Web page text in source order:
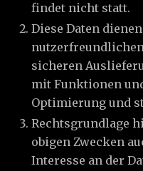
findet nicht statt.
Diese Daten
sicheren
mit Funktionen
Optimierung und
Rechtsgrundlage
obigen Zwecken
Interesse an der